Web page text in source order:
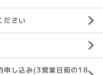
ださい
申し込み(3営業日前の18